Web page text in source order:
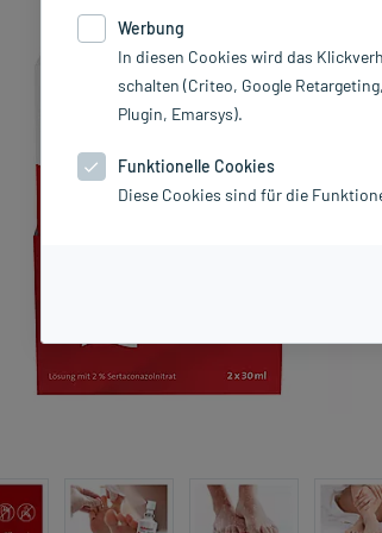
Werbung
In diesen Cookies wird das
schalten (Criteo, Google
Plugin, Emarsys).
Funktionelle Cookies
Diese Cookies sind für die